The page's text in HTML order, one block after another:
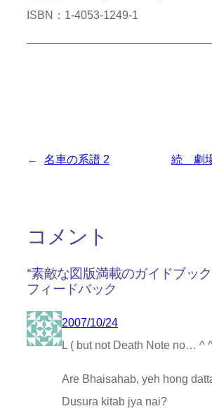
ISBN：1-4053-1249-1
← 名車の系譜 2 続 劇
コメント
“素敵な図版満載のガイドブッ
フィードバック
2007/10/24
L ( but not Death Note no… ^
Are Bhaisahab, yeh hong
Dusura kitab jya nai?